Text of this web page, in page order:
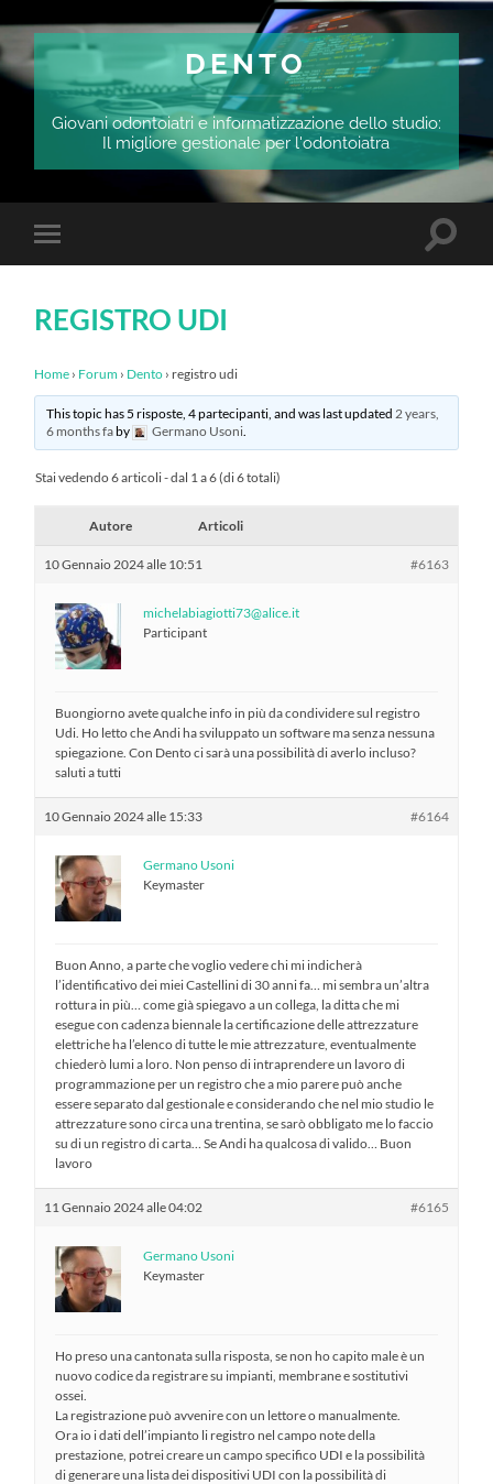
DENTO
Giovani odontoiatri e informatizzazione dello studio:
Il migliore gestionale per l'odontoiatra
Attiva/disattiva
il
dispositivi
REGISTRO UDI
Home › Forum › Dento › registro udi
This topic has 5 risposte, 4 partecipanti, and was last updated 2 years,
6 months faby Germano Usoni.
Stai vedendo 6 articoli - dal 1 a 6 (di 6 totali)
Autore Articoli
10 Gennaio 2024 alle 10:51 #6163
michelabiagiotti73@alice.it
Participant
Buongiorno avete qualche info in più da condividere sul registro
Udi. Ho letto che Andi ha sviluppato un software ma senza nessuna
spiegazione. Con Dento ci sarà una possibilità di averlo incluso?
saluti a tutti
10 Gennaio 2024 alle 15:33 #6164
Germano Usoni
Keymaster
Buon Anno, a parte che voglio vedere chi mi indicherà
l’identificativo dei miei Castellini di 30 anni fa… mi sembra un’altra
rottura in più… come già spiegavo a un collega, la ditta che mi
esegue con cadenza biennale la certificazione delle attrezzature
elettriche ha l’elenco di tutte le mie attrezzature, eventualmente
chiederò lumi a loro. Non penso di intraprendere un lavoro di
programmazione per un registro che a mio parere può anche
essere separato dal gestionale e considerando che nel mio studio le
attrezzature sono circa una trentina, se sarò obbligato me lo faccio
su di un registro di carta… Se Andi ha qualcosa di valido… Buon
lavoro
11 Gennaio 2024 alle 04:02 #6165
Germano Usoni
Keymaster
Ho preso una cantonata sulla risposta, se non ho capito male è un
nuovo codice da registrare su impianti, membrane e sostitutivi
ossei.
La registrazione può avvenire con un lettore o manualmente.
Ora io i dati dell’impianto li registro nel campo note della
prestazione, potrei creare un campo specifico UDI e la possibilità
di generare una lista dei dispositivi UDI con la possibilità di